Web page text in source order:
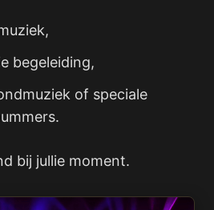
begeleiding,
of speciale
bij jullie moment.